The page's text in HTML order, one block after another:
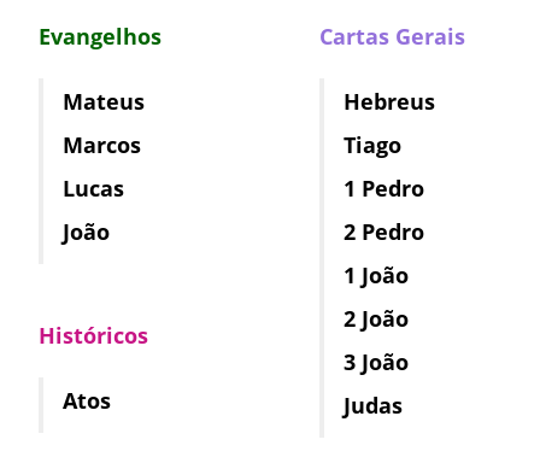
Evangelhos
Mateus
Marcos
Lucas
João
Históricos
Atos
Cartas Gerais
Hebreus
Tiago
1 Pedro
2 Pedro
1 João
2 João
3 João
Judas